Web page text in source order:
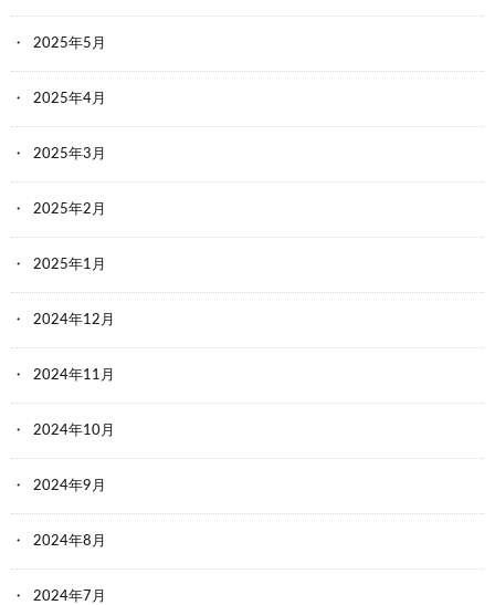
2025年5月
2025年4月
2025年3月
2025年2月
2025年1月
2024年12月
2024年11月
2024年10月
2024年9月
2024年8月
2024年7月